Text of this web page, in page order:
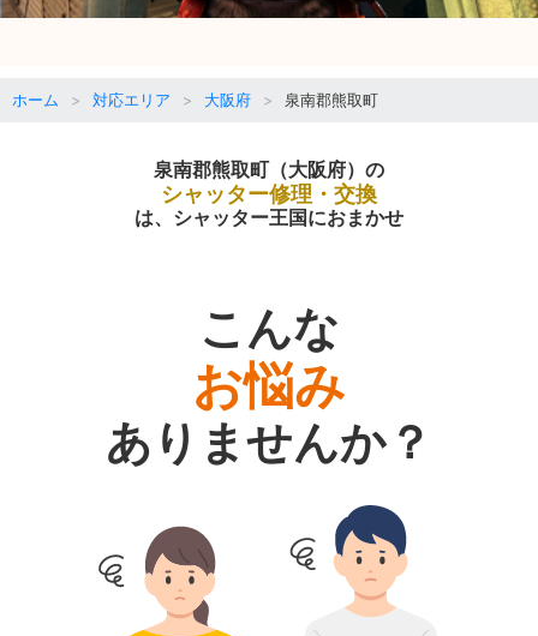
ホーム 対応エリア 大阪府 泉南郡熊取町
泉南郡熊取町（大阪府）の
シャッター修理・交換
は、シャッター王国におまかせ
こんな
お悩み
ありませんか？